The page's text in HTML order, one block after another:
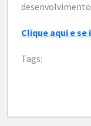
Clique aqui e
Tags: